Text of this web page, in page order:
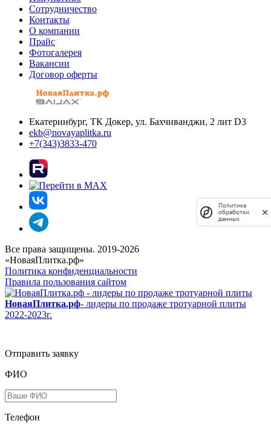
Сотрудничество
Контакты
О компании
Прайс
Фотогалерея
Вакансии
Договор оферты
Екатеринбург, ТК Докер, ул. Бахчиванджи, 2 лит D3
ekb@novayaplitka.ru
+7(343)3833-470
Все права защищены. 2019-2026
«НоваяПлитка.рф»
Политика конфиденциальности
Правила пользования сайтом
НоваяПлитка.рф- лидеры по продаже тротуарной плиты
2022-2023г.
Отправить заявку
ФИО
Телефон
Политика
обработки
данных